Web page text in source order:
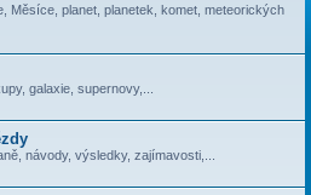
Měsíce, planet, planetek, komet, meteorických
galaxie, supernovy,...
návody, výsledky, zajímavosti,...